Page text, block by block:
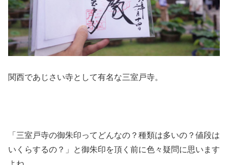
関西であじさい寺として有名な三室戸寺。
「三室戸寺の御朱印ってどんなの？種類は多いの？値段は
いくらするの？」と御朱印を頂く前に色々疑問に思います